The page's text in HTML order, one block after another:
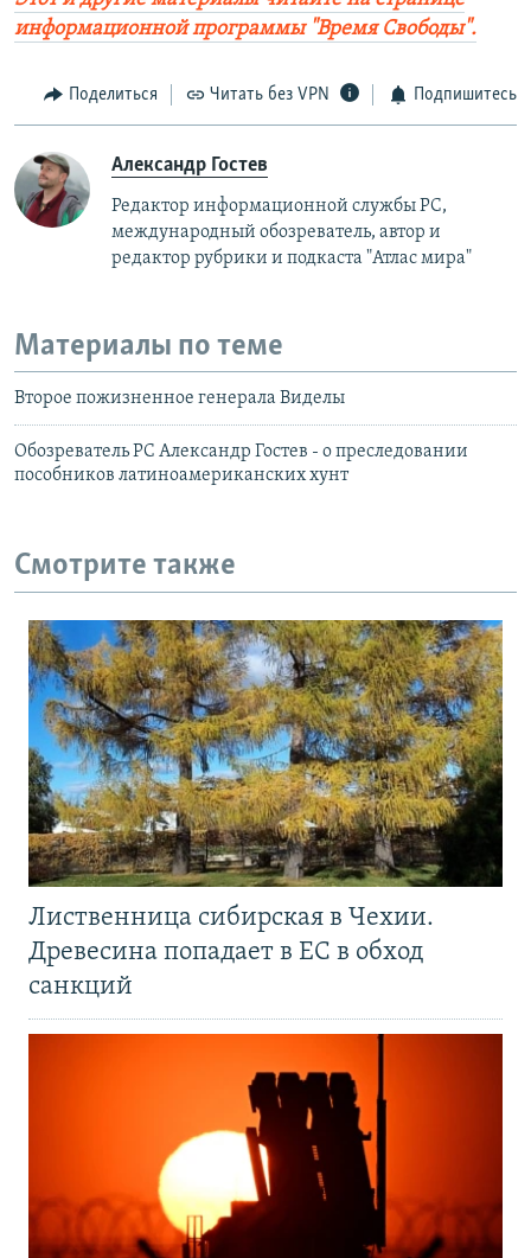
информационной программы "Время Свободы".
Поделиться Читать без VPN Подпишитесь
Александр Гостев
Редактор информационной службы РС,
международный обозреватель, автор и
редактор рубрики и подкаста "Атлас мира"
Материалы по теме
Второе пожизненное генерала Виделы
Обозреватель РС Александр Гостев - о преследовании
пособников латиноамериканских хунт
Смотрите также
Лиственница сибирская в Чехии.
Древесина попадает в ЕС в обход
санкций